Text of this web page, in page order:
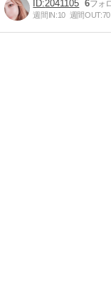
2041105 6
週間IN:10 週間OUT:70